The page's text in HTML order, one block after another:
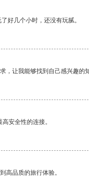
好几个小时，还没有玩腻。
，让我能够找到自己感兴趣的知
安全性的连接。
高品质的旅行体验。